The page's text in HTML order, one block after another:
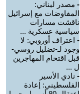
- مصدر لبناني:
المفاوضات مع إسرائيل
ناقشت مسارات
سياسية عسكرية ...
- اعتراف أوروبي: لا
وجود لـ-تضليل روسي-
قبل اقتحام المهاجرين
ل ...
- نادي الأسير
الفلسطيني: إعادة